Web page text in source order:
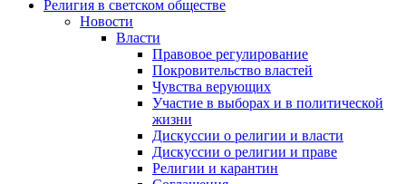
Религия в светском обществе
Новости
Власти
Правовое регулирование
Покровительство властей
Чувства верующих
Участие в выборах и в политической
жизни
Дискуссии о религии и власти
Дискуссии о религии и праве
Религии и карантин